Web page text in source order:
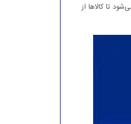
تا کالاها از